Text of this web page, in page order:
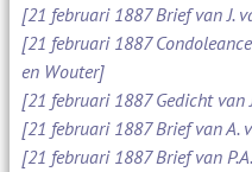
[21 februari 1887 Brief van J.
[21 februari 1887
en Wouter]
[21 februari 1887 Gedicht van
[21 februari 1887 Brief van A.
[21 februari 1887 Brief van